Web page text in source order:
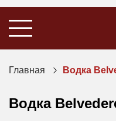
Главная Водка
Водка